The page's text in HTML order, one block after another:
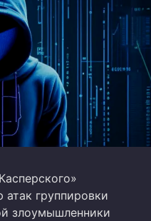
группировки
злоумышленники